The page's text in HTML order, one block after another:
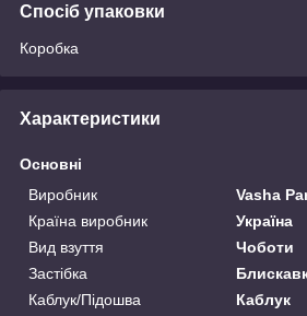
Спосіб упаковки
Коробка
Характеристики
Основні
Виробник
Vasha
Країна виробник
Україна
Вид взуття
Чоботи
Застібка
Каблук/Підошва
Каблук